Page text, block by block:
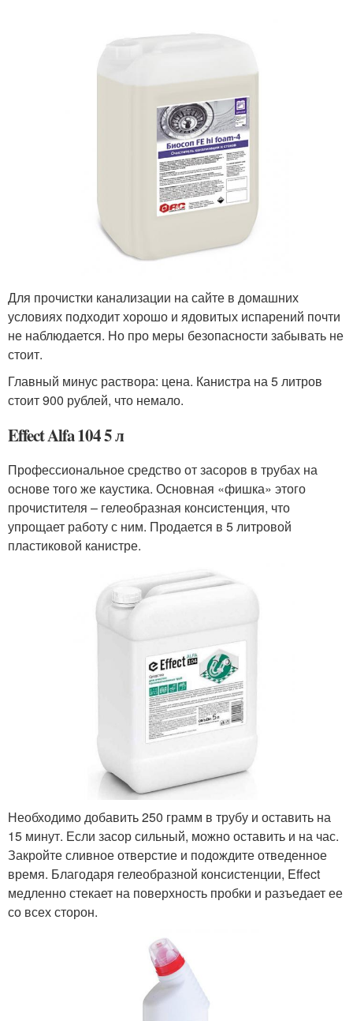
Для прочистки канализации на сайте в домашних
условиях подходит хорошо и ядовитых испарений почти
не наблюдается. Но про меры безопасности забывать не
стоит.
Главный минус раствора: цена. Канистра на 5 литров
стоит 900 рублей, что немало.
Effect Alfa 104 5 л
Профессиональное средство от засоров в трубах на
основе того же каустика. Основная «фишка» этого
прочистителя – гелеобразная консистенция, что
упрощает работу с ним. Продается в 5 литровой
пластиковой канистре.
Необходимо добавить 250 грамм в трубу и оставить на
15 минут. Если засор сильный, можно оставить и на час.
Закройте сливное отверстие и подождите отведенное
время. Благодаря гелеобразной консистенции, Effect
медленно стекает на поверхность пробки и разъедает ее
со всех сторон.